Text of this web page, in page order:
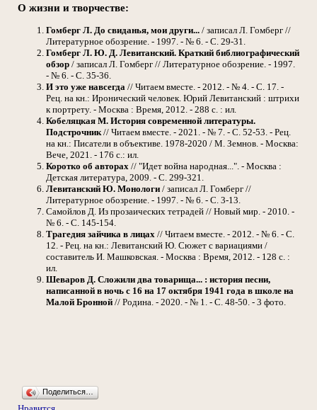
О жизни и творчестве:
Гомберг Л. До свиданья, мои други... / записал Л. Гомберг //
Литературное обозрение. - 1997. - № 6. - С. 29-31.
Гомберг Л. Ю. Д. Левитанский. Краткий библиографический
обзор / записал Л. Гомберг // Литературное обозрение. - 1997.
- № 6. - С. 35-36.
И это уже навсегда // Читаем вместе. - 2012. - № 4. - С. 17. -
Рец. на кн.: Иронический человек. Юрий Левитанский : штрихи
к портрету. - Москва : Время, 2012. - 288 с. : ил.
Кобеляцкая М. История современной литературы.
Подстрочник// Читаем вместе. - 2021. - № 7. - С. 52-53. - Рец.
на кн.: Писатели в объективе. 1978-2020 / М. Земнов. - Москва:
Вече, 2021. - 176 с.: ил.
Коротко об авторах // "Идет война народная...". - Москва :
Детская литература, 2009. - С. 299-321.
Левитанский Ю. Монологи / записал Л. Гомберг //
Литературное обозрение. - 1997. - № 6. - С. 3-13.
Самойлов Д. Из прозаических тетрадей // Новый мир. - 2010. -
№ 6. - С. 145-154.
Трагедия зайчика в лицах // Читаем вместе. - 2012. - № 6. - С.
12. - Рец. на кн.: Левитанский Ю. Сюжет с вариациями /
составитель И. Машковская. - Москва : Время, 2012. - 128 с. :
ил.
Шеваров Д. Сложили два товарища... : история песни,
написанной в ночь с 16 на 17 октября 1941 года в школе на
Малой Бронной // Родина. - 2020. - № 1. - С. 48-50. - 3 фото.
Поделиться…